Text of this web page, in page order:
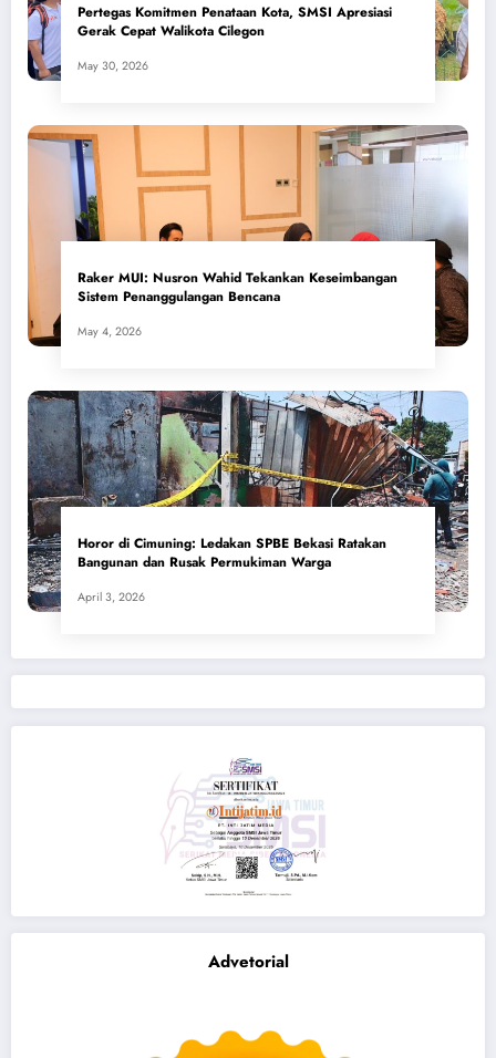
Pertegas Komitmen Penataan Kota, SMSI Apresiasi
Gerak Cepat Walikota Cilegon
May 30, 2026
​Raker MUI: Nusron Wahid Tekankan Keseimbangan
Sistem Penanggulangan Bencana
May 4, 2026
Horor di Cimuning: Ledakan SPBE Bekasi Ratakan
Bangunan dan Rusak Permukiman Warga
April 3, 2026
Advetorial